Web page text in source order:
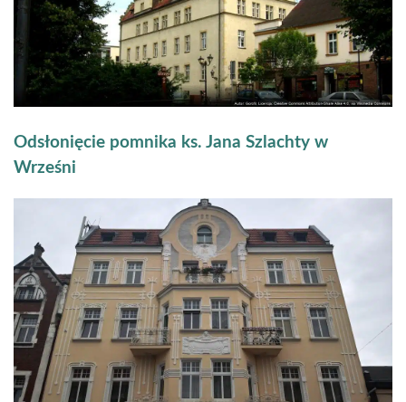
Odsłonięcie pomnika ks. Jana Szlachty w
Wrześni